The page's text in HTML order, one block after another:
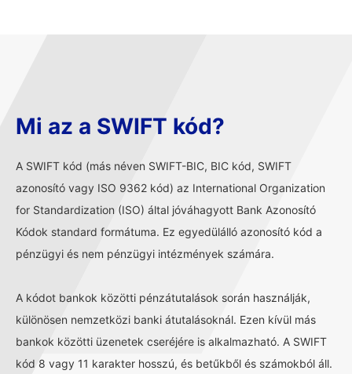
Mi az a SWIFT kód?
A SWIFT kód (más néven SWIFT-BIC, BIC kód, SWIFT
azonosító vagy ISO 9362 kód) az International Organization
for Standardization (ISO) által jóváhagyott Bank Azonosító
Kódok standard formátuma. Ez egyedülálló azonosító kód a
pénzügyi és nem pénzügyi intézmények számára.
A kódot bankok közötti pénzátutalások során használják,
különösen nemzetközi banki átutalásoknál. Ezen kívül más
bankok közötti üzenetek cseréjére is alkalmazható. A SWIFT
kód 8 vagy 11 karakter hosszú, és betűkből és számokból áll.